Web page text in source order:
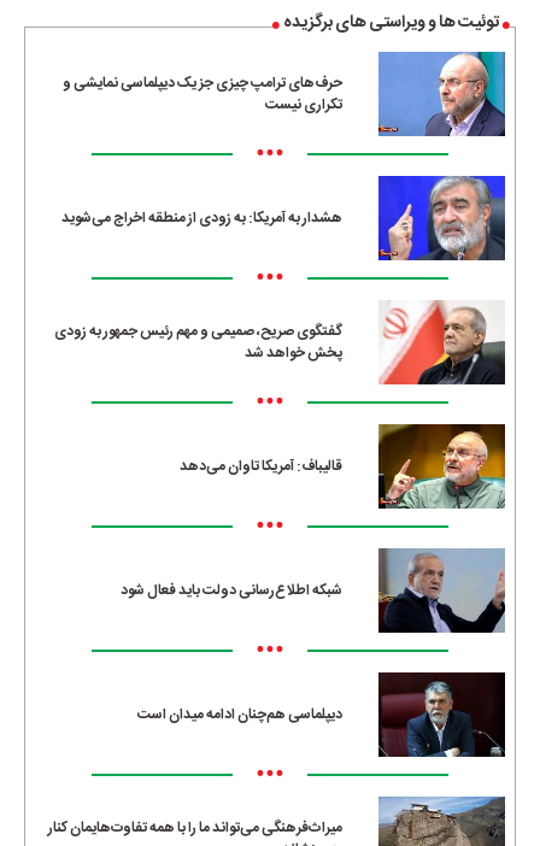
توئیت ها و ویراستی های برگزیده
حرف‌های ترامپ چیزی جز یک دیپلماسی نمایشی و
تکراری نیست
•••
هشدار به آمریکا: به زودی از منطقه اخراج می‌شوید
•••
گفتگوی صریح، صمیمی و مهم رئیس جمهور به زودی
پخش خواهد شد
•••
قالیباف: آمریکا تاوان می‌دهد
•••
شبکه اطلاع‌رسانی دولت باید فعال شود
•••
دیپلماسی هم‌چنان ادامه میدان است
•••
میراث‌فرهنگی می‌تواند ما را با همه تفاوت‌هایمان کنار